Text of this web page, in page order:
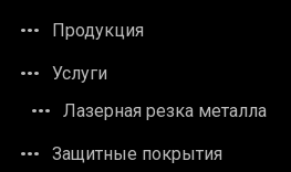
Продукция
Услуги
Лазерная резка металла
Защитные покрытия